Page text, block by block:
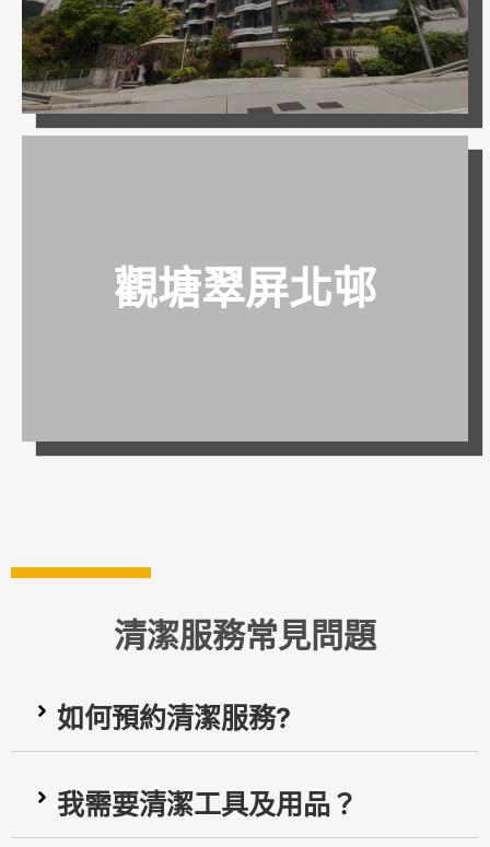
除甲醛
觀塘翠屏北邨
裝修後清潔
清潔服務常見問題
如何預約清潔服務?
我需要清潔工具及用品？